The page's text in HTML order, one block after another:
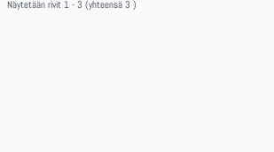
Näytetään rivit 1 - 3 (yhteensä 3 )